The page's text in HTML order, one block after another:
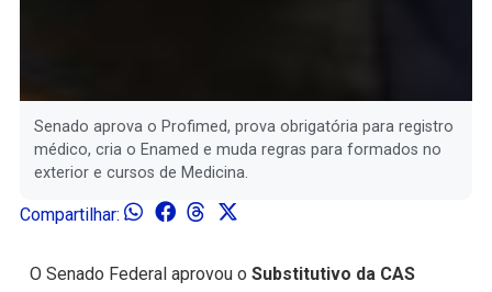
Senado aprova o Profimed, prova obrigatória para registro
médico, cria o Enamed e muda regras para formados no
exterior e cursos de Medicina.
Compartilhar:
O Senado Federal aprovou o Substitutivo da CAS